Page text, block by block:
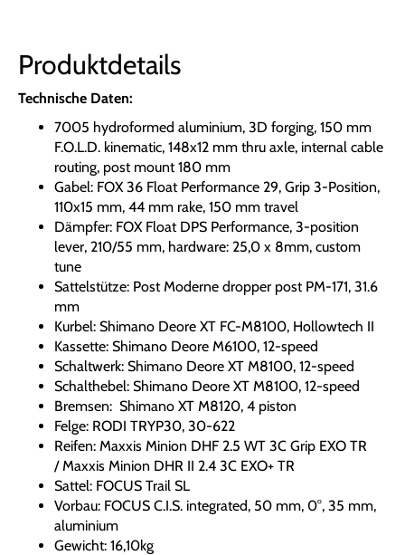
Produktdetails
Technische Daten:
7005 hydroformed aluminium, 3D forging, 150 mm
F.O.L.D. kinematic, 148x12 mm thru axle, internal cable
routing, post mount 180 mm
Gabel: FOX 36 Float Performance 29, Grip 3-Position,
110x15 mm, 44 mm rake, 150 mm travel
Dämpfer: FOX Float DPS Performance, 3-position
lever, 210/55 mm, hardware: 25,0 x 8mm, custom
tune
Sattelstütze: Post Moderne dropper post PM-171, 31.6
mm
Kurbel: Shimano Deore XT FC-M8100, Hollowtech II
Kassette: Shimano Deore M6100, 12-speed
Schaltwerk: Shimano Deore XT M8100, 12-speed
Schalthebel: Shimano Deore XT M8100, 12-speed
Bremsen: Shimano XT M8120, 4 piston
Felge: RODI TRYP30, 30-622
Reifen: Maxxis Minion DHF 2.5 WT 3C Grip EXO TR
/ Maxxis Minion DHR II 2.4 3C EXO+ TR
Sattel: FOCUS Trail SL
Vorbau: FOCUS C.I.S. integrated, 50 mm, 0°, 35 mm,
aluminium
Gewicht: 16,10kg